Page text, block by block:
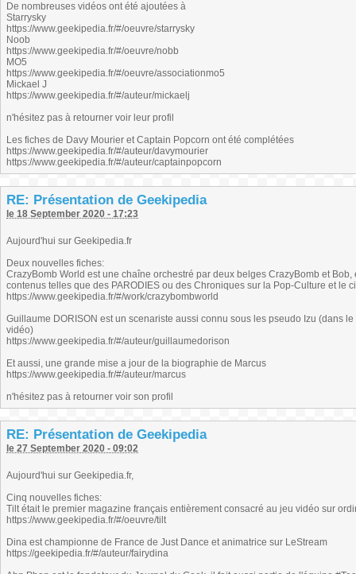
De nombreuses vidéos ont été ajoutées à
Starrysky
https://www.geekipedia.fr/#/oeuvre/starrysky
Noob
https://www.geekipedia.fr/#/oeuvre/nobb
MO5
https://www.geekipedia.fr/#/oeuvre/associationmo5
Mickael J
https://www.geekipedia.fr/#/auteur/mickaelj
n'hésitez pas à retourner voir leur profil
Les fiches de Davy Mourier et Captain Popcorn ont été complétées
https://www.geekipedia.fr/#/auteur/davymourier
https://www.geekipedia.fr/#/auteur/captainpopcorn
RE: Présentation de Geekipedia
le 18 September 2020 - 17:23
Aujourd'hui sur Geekipedia.fr
Deux nouvelles fiches:
CrazyBomb World est une chaîne orchestré par deux belges CrazyBomb et
contenus telles que des PARODIES ou des Chroniques sur la Pop-Culture et le
https://www.geekipedia.fr/#/work/crazybombworld
Guillaume DORISON est un scenariste aussi connu sous les pseudo Izu (dans
vidéo)
https://www.geekipedia.fr/#/auteur/guillaumedorison
Et aussi, une grande mise a jour de la biographie de Marcus
https://www.geekipedia.fr/#/auteur/marcus
n'hésitez pas à retourner voir son profil
RE: Présentation de Geekipedia
le 27 September 2020 - 09:02
Aujourd'hui sur Geekipedia.fr,
Cinq nouvelles fiches:
Tilt était le premier magazine français entièrement consacré au jeu vidéo sur
https://www.geekipedia.fr/#/oeuvre/tilt
Dina est championne de France de Just Dance et animatrice sur LeStream
https://geekipedia.fr/#/auteur/fairydina